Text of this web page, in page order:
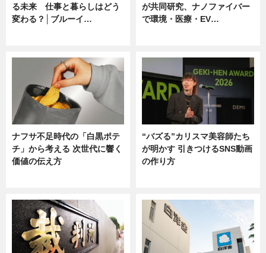
る未来 仕事と暮らしはどう
変わる？│ブルーイ…
が共同研究、ナノファイバー
で環境・医療・EV…
ナフサ不足時代の「白黒ポテ
チ」から考える 次世代に響く
価値の伝え方
“バズる”カリスマ美容師たち
が明かす 引きつけるSNS動画
の作り方